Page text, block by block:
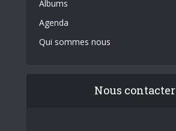
Albums
Agenda
Qui sommes nous
Nous contacter